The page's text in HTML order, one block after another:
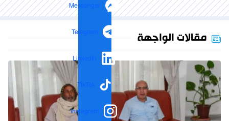
Messenger
Telegram
LinkedIn
TikTok
Instagram
مقالات الواجهة